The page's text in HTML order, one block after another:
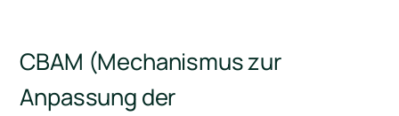
CBAM (Mechanismus zur
Anpassung der